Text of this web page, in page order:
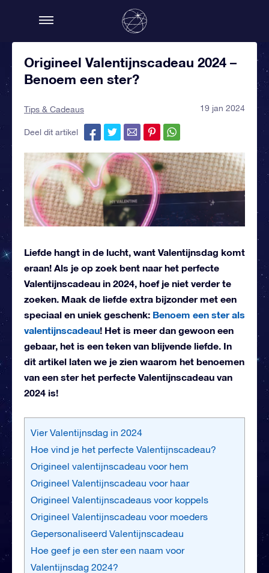
Origineel Valentijnscadeau 2024 –
Benoem een ster?
Tips & Cadeaus 19 jan 2024
Deel dit artikel
Liefde hangt in de lucht, want Valentijnsdag komt
eraan! Als je op zoek bent naar het perfecte
Valentijnscadeau in 2024, hoef je niet verder te
zoeken. Maak de liefde extra bijzonder met een
speciaal en uniek geschenk: Benoem een ster als
valentijnscadeau! Het is meer dan gewoon een
gebaar, het is een teken van blijvende liefde. In
dit artikel laten we je zien waarom het benoemen
van een ster het perfecte Valentijnscadeau van
2024 is!
Vier Valentijnsdag in 2024
Hoe vind je het perfecte Valentijnscadeau?
Origineel valentijnscadeau voor hem
Origineel Valentijnscadeau voor haar
Origineel Valentijnscadeaus voor koppels
Origineel Valentijnscadeau voor moeders
Gepersonaliseerd Valentijnscadeau
Hoe geef je een ster een naam voor
Valentijnsdag 2024?